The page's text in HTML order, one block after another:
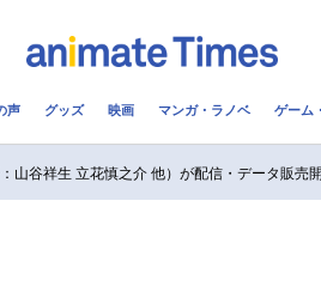
声 グッズ 映画 マンガ・ラノベ ゲーム
山谷祥生 立花慎之介 他）が配信・データ販売開